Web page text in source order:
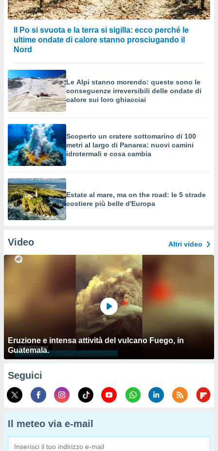
Il Po si svuota e la terra si sigilla: ecco perché le
ultime ondate di calore stanno prosciugando il
Nord
Le Alpi stanno morendo: queste sono le
conseguenze irreversibili delle ondate di
calore sui loro ghiacciai
Scoperto un cratere sottomarino di 100
metri al largo di Panarea: nuovi camini
idrotermali e cosa cambia
Estate al mare, ma on the road: le 5 strade
costiere più belle d'Europa
Video Altri video
Eruzione e intensa attività del vulcano Fuego, in
Guatemala.
Seguici
Il meteo via e-mail